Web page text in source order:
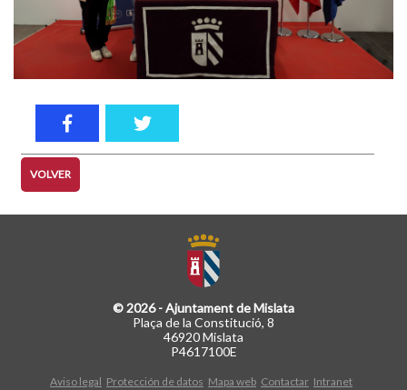
VOLVER
© 2026 - Ajuntament de Mislata
Plaça de la Constitució, 8
46920 Mislata
P4617100E
Aviso legal Protección de datos Mapa web Contactar Intranet